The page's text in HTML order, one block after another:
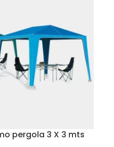
pergola 3 X 3 mts